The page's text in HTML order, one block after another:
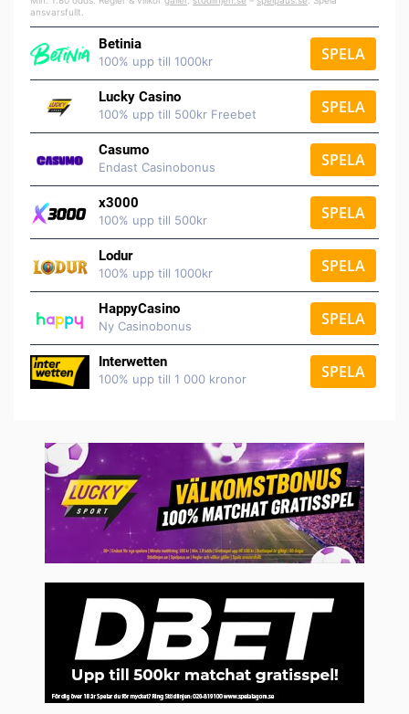
ansvarsfullt.
Betinia
100% upp till 1000kr SPELA
Lucky Casino
100% upp till 500kr Freebet SPELA
Casumo
Endast Casinobonus SPELA
x3000
100% upp till 500kr SPELA
Lodur
100% upp till 1000kr SPELA
HappyCasino
Ny Casinobonus SPELA
Interwetten
100% upp till 1 000 kronor SPELA